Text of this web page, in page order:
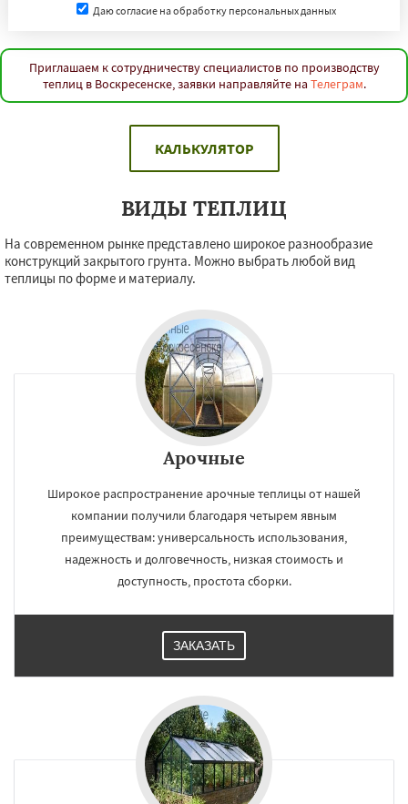
Даю согласие на обработку персональных данных
Приглашаем к сотрудничеству специалистов по производству
теплиц в Воскресенске, заявки направляйте на Телеграм.
КАЛЬКУЛЯТОР
ВИДЫ ТЕПЛИЦ
На современном рынке представлено широкое разнообразие
конструкций закрытого грунта. Можно выбрать любой вид
теплицы по форме и материалу.
Арочные
Широкое распространение арочные теплицы от нашей
компании получили благодаря четырем явным
преимуществам: универсальность использования,
надежность и долговечность, низкая стоимость и
доступность, простота сборки.
ЗАКАЗАТЬ